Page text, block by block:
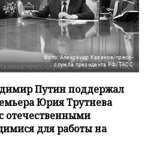
Фото: Александр Казаков/пресс-
служба президента РФ/ТАСС
Путин поддержал
Юрия Трутнева
отечественными
для работы на